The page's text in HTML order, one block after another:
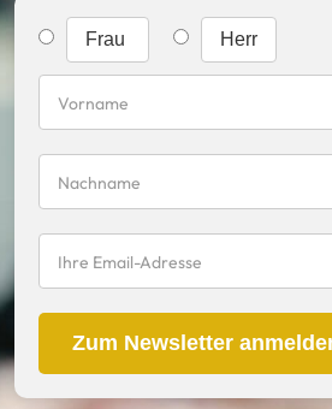
Frau Herr
Zum Newsletter